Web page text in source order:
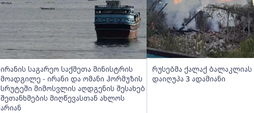
ირანის საგარეო საქმეთა მინისტრის
მოადგილე - ირანი და ომანი ჰორმუზის
სრუტეში მიმოსვლის აღდგენის შესახებ
შეთანხმების მიღწევასთან ახლოს
არიან
რუსებმა ქალაქ
დაიღუპა 3 ადამიანი